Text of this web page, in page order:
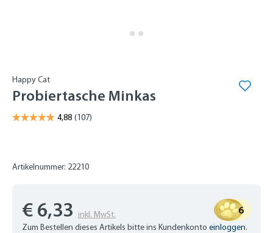
Happy Cat
Probiertasche Minkas
Artikelnummer: 22210
€ 6,33 inkl. MwSt. 6
Zum Bestellen dieses Artikels bitte ins Kundenkonto einloggen.